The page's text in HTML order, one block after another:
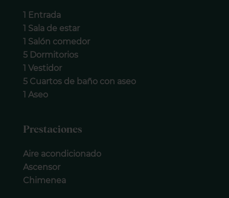
1 Entrada
1 Sala de estar
1 Salón comedor
5 Dormitorios
1 Vestidor
5 Cuartos de baño con aseo
1 Aseo
Prestaciones
Aire acondicionado
Ascensor
Chimenea